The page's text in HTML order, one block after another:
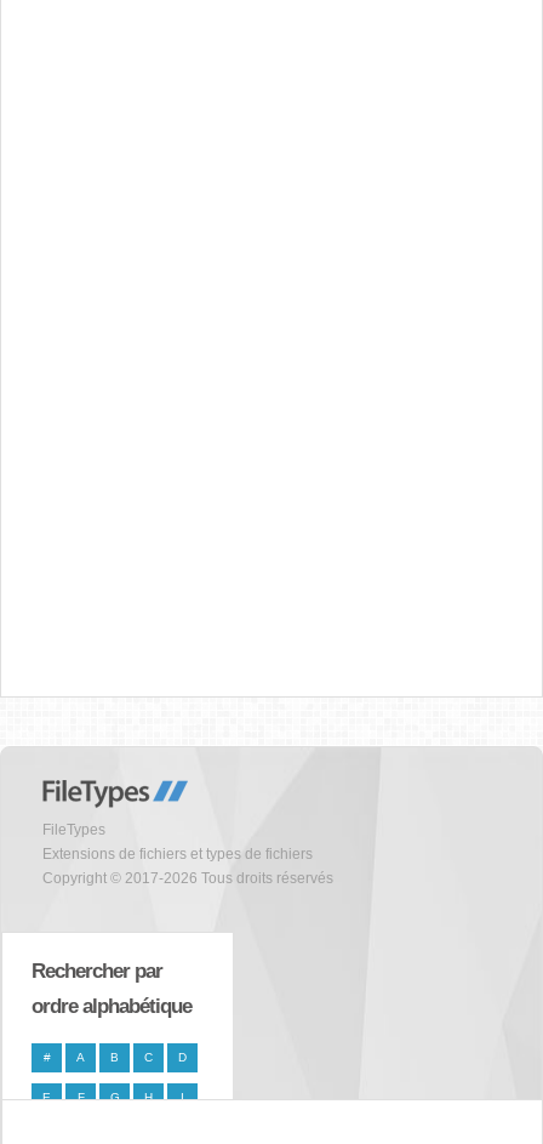
FileTypes
Extensions de fichiers et types de fichiers
Copyright © 2017-2026 Tous droits réservés
Rechercher par
ordre alphabétique
# A B C D
E F G H I